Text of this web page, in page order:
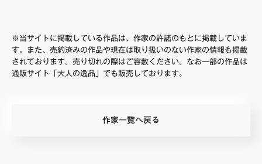
※当サイトに掲載している作品は、作家の許諾のもとに掲載していま
す。また、売約済みの作品や現在は取り扱いのない作家の情報も掲載
されております。売り切れの際はご容赦ください。なお一部の作品は
通販サイト「大人の逸品」でも販売しております。
作家一覧へ戻る